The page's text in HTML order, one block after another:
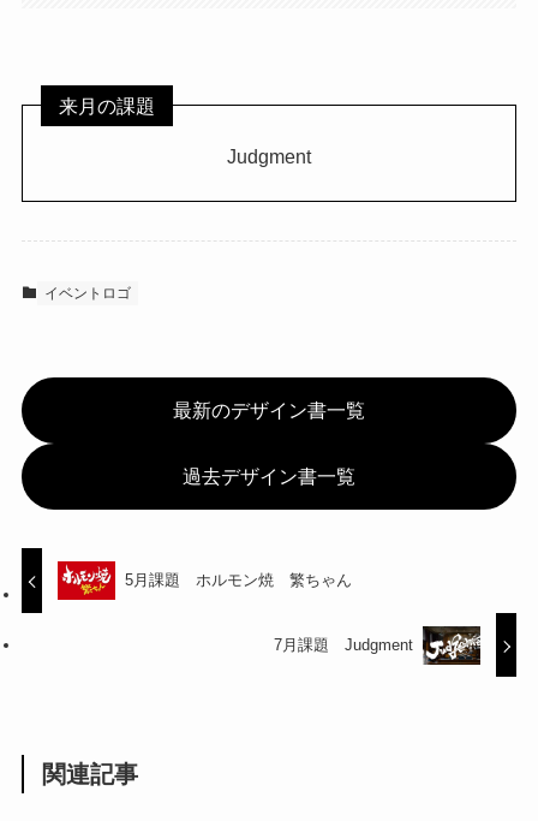
来月の課題
Judgment
イベントロゴ
最新のデザイン書一覧
過去デザイン書一覧
5月課題 ホルモン焼 繁ちゃん
7月課題 Judgment
関連記事